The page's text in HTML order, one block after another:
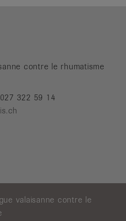
contre le rhumatisme
322 59 14
valaisanne contre le